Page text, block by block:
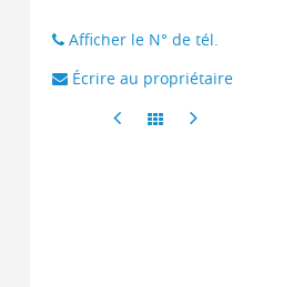
Afficher le N° de tél.
Écrire au propriétaire